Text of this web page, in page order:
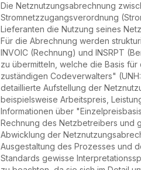
Die Netznutzungsabrechnung
Stromnetzzugangsverordnung
Lieferanten die Nutzung seines
Für die Abrechnung werden
INVOIC (Rechnung) und INSRPT
zu übermitteln, welche die Basis
zuständigen Codeverwalters"
detaillierte Aufstellung der
beispielsweise Arbeitspreis,
Informationen über
Rechnung des Netzbetreibers und
Abwicklung der
Ausgestaltung des Prozesses und
Standards gewisse